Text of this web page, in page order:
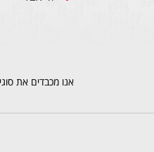
אנו מכבדים את